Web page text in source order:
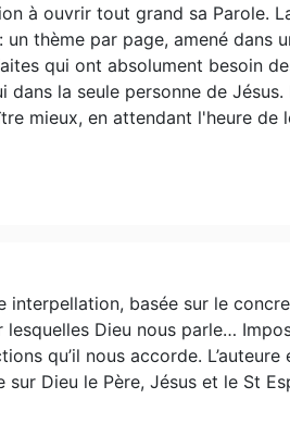
à ouvrir tout grand sa Parole.
thème par page, amené dans
qui ont absolument besoin
la seule personne de Jésus.
mieux, en attendant l'heure de
basée sur le
Dieu nous parle…
qu’il nous accorde. L’auteure
sur Dieu le Père, Jésus et le St